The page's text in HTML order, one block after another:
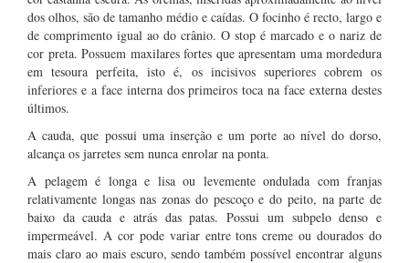
dos olhos, são de tamanho médio e caídas. O focinho é recto, largo e
de comprimento igual ao do crânio. O stop é marcado e o nariz de
cor preta. Possuem maxilares fortes que apresentam uma mordedura
em tesoura perfeita, isto é, os incisivos superiores cobrem os
inferiores e a face interna dos primeiros toca na face externa destes
últimos.
A cauda, que possui uma inserção e um porte ao nível do dorso,
alcança os jarretes sem nunca enrolar na ponta.
A pelagem é longa e lisa ou levemente ondulada com franjas
relativamente longas nas zonas do pescoço e do peito, na parte de
baixo da cauda e atrás das patas. Possui um subpelo denso e
impermeável. A cor pode variar entre tons creme ou dourados do
mais claro ao mais escuro, sendo também possível encontrar alguns